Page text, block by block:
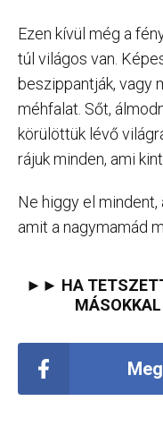
Ezen kívül még a
túl világos van.
beszippantják, vagy
méhfalat. Sőt,
körülöttük lévő
rájuk minden, ami
Ne higgy el
amit a nagymamád
►► HA TETSZETT